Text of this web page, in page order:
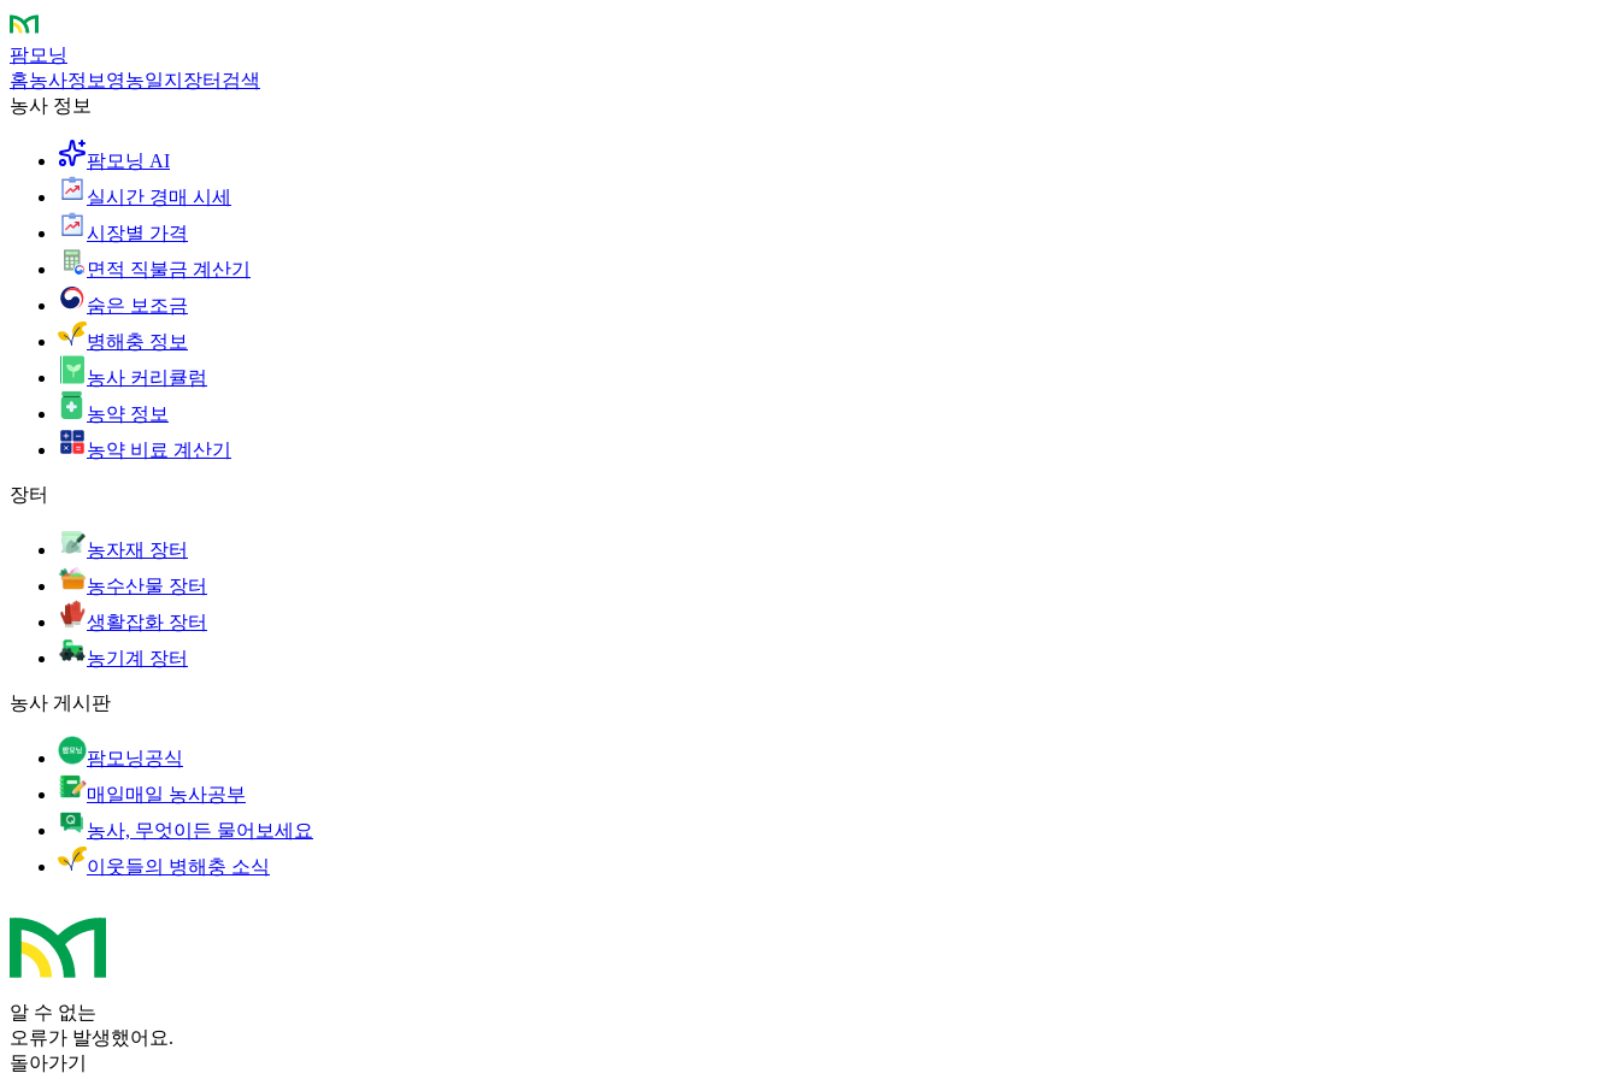
팜모닝
홈농사정보 영농일지 장터 검색
농사 정보
팜모닝 AI
실시간 경매 시세
시장별 가격
면적 직불금 계산기
숨은 보조금
병해충 정보
농사 커리큘럼
농약 정보
농약 비료 계산기
장터
농자재 장터
농수산물 장터
생활잡화 장터
농기계 장터
농사 게시판
팜모닝공식
매일매일 농사공부
농사, 무엇이든 물어보세요
이웃들의 병해충 소식
알 수 없는
오류가 발생했어요.
돌아가기